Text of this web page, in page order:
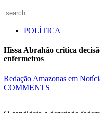
POLÍTICA
Hissa Abrahão critica
enfermeiros
Redação Amazonas em
COMMENTS